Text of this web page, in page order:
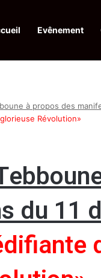
Evênement
récompenses
à propos des
Révolution»
du 11